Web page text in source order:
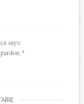
says: